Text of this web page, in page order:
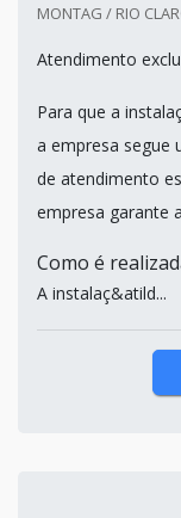
MONTAG / RIO
Atendimento
Para que a
a empresa segue
de atendimento
empresa garante
Como é
A instalaç&atild...